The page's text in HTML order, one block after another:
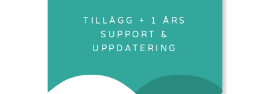
TILLÄGG + 1 ÅRS
SUPPORT &
UPPDATERING